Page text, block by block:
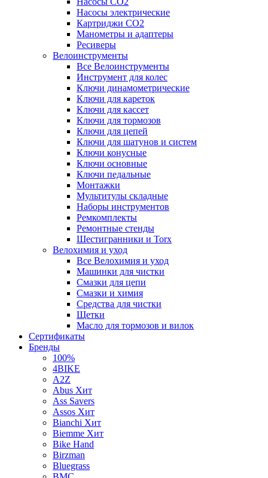
Насосы электрические
Картриджи CO2
Манометры и адаптеры
Ресиверы
Велоинструменты
Все Велоинструменты
Инструмент для колес
Ключи динамометрические
Ключи для кареток
Ключи для кассет
Ключи для тормозов
Ключи для цепей
Ключи для шатунов и систем
Ключи конусные
Ключи основные
Ключи педальные
Монтажки
Мультитулы складные
Наборы инструментов
Ремкомплекты
Ремонтные стенды
Шестигранники и Torx
Велохимия и уход
Все Велохимия и уход
Машинки для чистки
Смазки для цепи
Смазки и химия
Средства для чистки
Щетки
Масло для тормозов и вилок
Сертификаты
Бренды
100%
4BIKE
A2Z
Abus Хит
Ass Savers
Assos Хит
Bianchi Хит
Biemme Хит
Bike Hand
Birzman
Bluegrass